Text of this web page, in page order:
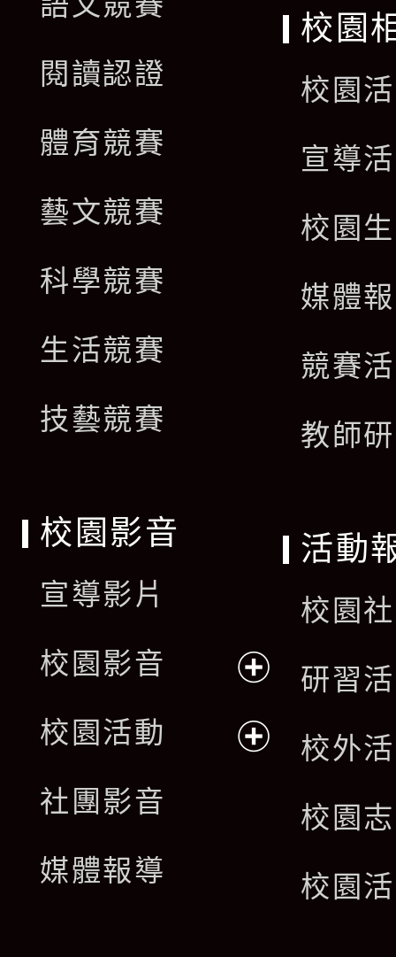
閱讀認證
體育競賽
藝文競賽
科學競賽
生活競賽
技藝競賽
校園
校園
宣導
校園
媒體
競賽
教師
校園影音
宣導影片
校園影音
開
校園活動
社團影音
媒體報導
活動
校園
研習
校外
校園
校園